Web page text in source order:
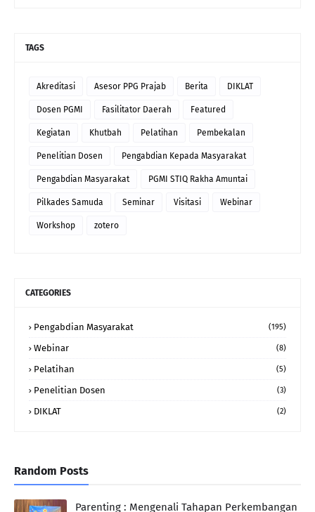
TAGS
Akreditasi Asesor PPG Prajab Berita DIKLAT
Dosen PGMI Fasilitator Daerah Featured
Kegiatan Khutbah Pelatihan Pembekalan
Penelitian Dosen Pengabdian Kepada Masyarakat
Pengabdian Masyarakat PGMI STIQ Rakha Amuntai
Pilkades Samuda Seminar Visitasi Webinar
Workshop zotero
CATEGORIES
Pengabdian Masyarakat (195)
Webinar (8)
Pelatihan (5)
Penelitian Dosen (3)
DIKLAT (2)
Random Posts
Parenting : Mengenali Tahapan Perkembangan